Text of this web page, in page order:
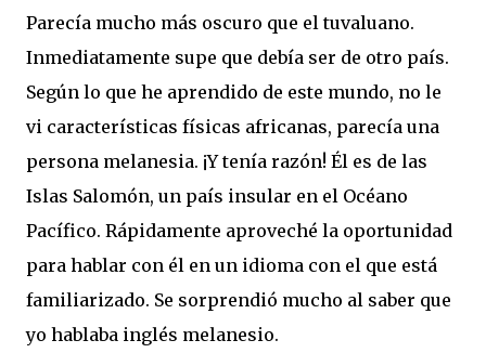
Parecía mucho más oscuro que el tuvaluano.
Inmediatamente supe que debía ser de otro país.
Según lo que he aprendido de este mundo, no le
vi características físicas africanas, parecía una
persona melanesia. ¡Y tenía razón! Él es de las
Islas Salomón, un país insular en el Océano
Pacífico. Rápidamente aproveché la oportunidad
para hablar con él en un idioma con el que está
familiarizado. Se sorprendió mucho al saber que
yo hablaba inglés melanesio.